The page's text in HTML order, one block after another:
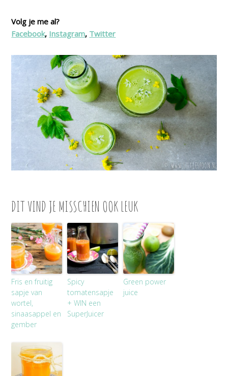
Volg je me al?
Facebook, Instagram, Twitter
DIT VIND JE MISSCHIEN OOK LEUK
Fris en fruitig
sapje van
wortel,
sinaasappel en
gember
Spicy
tomatensapje
+ WIN een
SuperJuicer
Green power
juice